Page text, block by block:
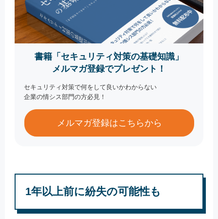
書籍「セキュリティ対策の基礎知識」
メルマガ登録でプレゼント！
セキュリティ対策で何をして良いかわからない
企業の情シス部門の方必見！
メルマガ登録はこちらから
1年以上前に紛失の可能性も